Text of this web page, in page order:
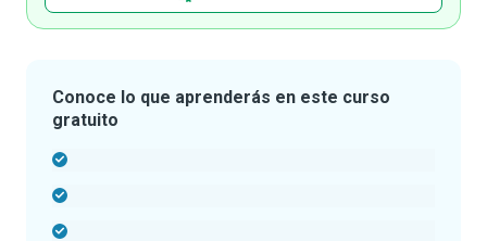
Conoce lo que aprenderás en este curso
gratuito